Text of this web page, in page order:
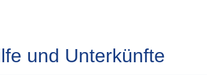
und Unterkünfte